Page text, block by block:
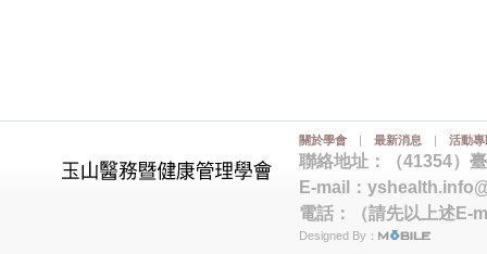
關於學會 | 最新消息 | 活動專
聯絡地址：（41354）
E-mail：
電話：（請先以上述E-
Designed By：